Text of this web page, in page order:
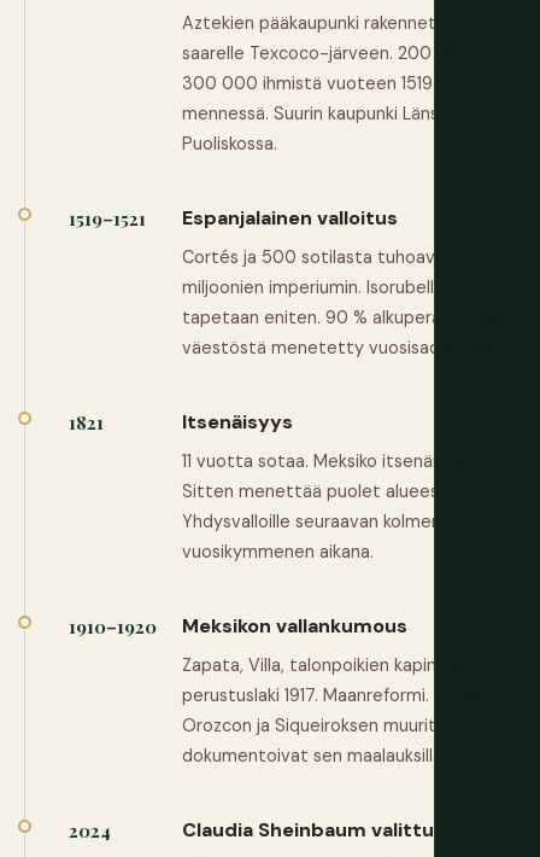
Aztekien pääkaupunki rakennettu
saarelle Texcoco-järveen. 200 000–
300 000 ihmistä vuoteen 1519
mennessä. Suurin kaupunki Länsi-
Puoliskossa.
1519–1521 Espanjalainen valloitus
Cortés ja 500 sotilasta tuhoavat
miljoonien imperiumin. Isorubella
tapetaan eniten. 90 % alkuperäiskansan
väestöstä menetetty vuosisadan sisällä.
1821 Itsenäisyys
11 vuotta sotaa. Meksiko itsenäinen.
Sitten menettää puolet alueestaan
Yhdysvalloille seuraavan kolmen
vuosikymmenen aikana.
1910–1920 Meksikon vallankumous
Zapata, Villa, talonpoikien kapina. Uusi
perustuslaki 1917. Maanreformi. Riveran,
Orozcon ja Siqueiroksen muurit
dokumentoivat sen maalauksilla.
2024 Claudia Sheinbaum valittu